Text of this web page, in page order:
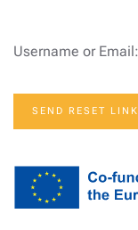
Username or Email: